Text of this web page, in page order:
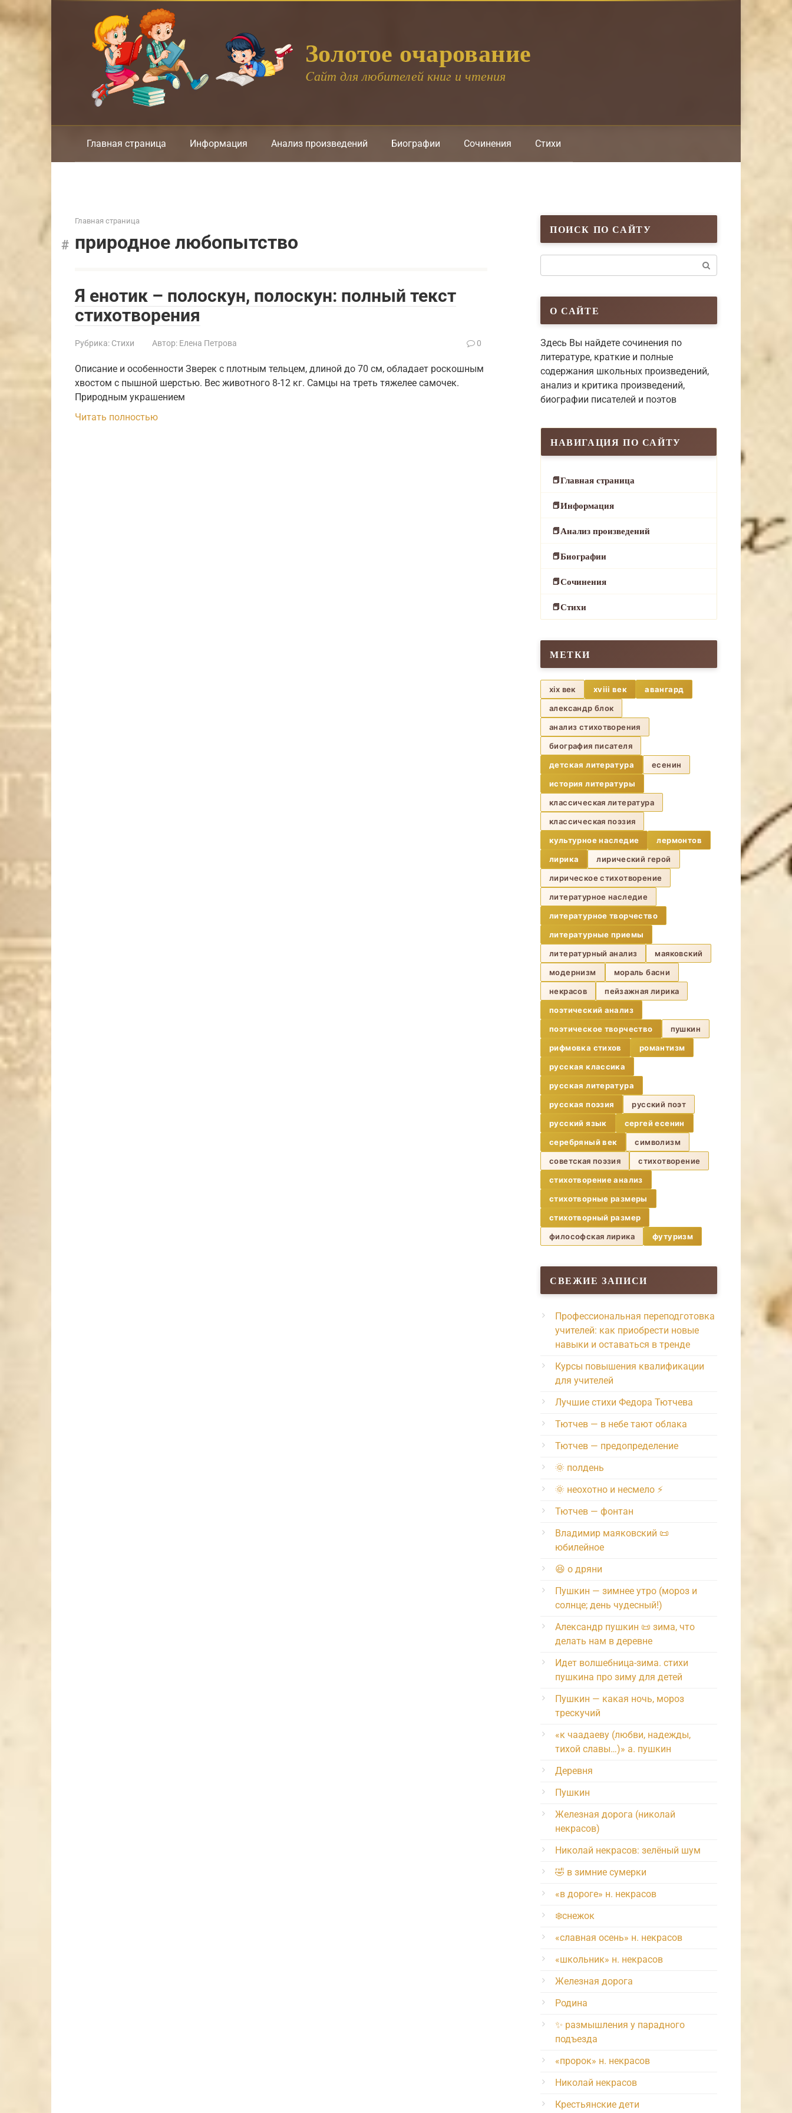
к
Золотое очарование
Cайт для любителей книг и чтения
Главная страница Информация Анализ произведений Биографии Сочинения Стихи
Главная страница
природное любопытство
Я енотик – полоскун, полоскун: полный текст
стихотворения
Рубрика: Стихи Автор: Елена Петрова 0
Описание и особенности Зверек с плотным тельцем, длиной до 70 см, обладает роскошным
хвостом с пышной шерстью. Вес животного 8-12 кг. Самцы на треть тяжелее самочек.
Природным украшением
Читать полностью
ПОИСК ПО САЙТУ
О САЙТЕ
Здесь Вы найдете сочинения по
литературе, краткие и полные
содержания школьных произведений,
анализ и критика произведений,
биографии писателей и поэтов
НАВИГАЦИЯ ПО САЙТУ
Главная страница
Информация
Анализ произведений
Биографии
Сочинения
Стихи
МЕТКИ
xix век xviii век
авангард
александр блок
анализ стихотворения
биография писателя
детская литература
есенин
история литературы
классическая литература
классическая поэзия
культурное наследие
лермонтов
лирика
лирический герой
лирическое стихотворение
литературное наследие
литературное творчество
литературные приемы
литературный анализ
маяковский
модернизм
мораль басни
некрасов
пейзажная лирика
поэтический анализ
поэтическое творчество
пушкин
рифмовка стихов
романтизм
русская классика
русская литература
русская поэзия
русский поэт
русский язык
сергей есенин
серебряный век
символизм
советская поэзия
стихотворение
стихотворение анализ
стихотворные размеры
стихотворный размер
философская лирика
футуризм
СВЕЖИЕ ЗАПИСИ
Профессиональная переподготовка
учителей: как приобрести новые
навыки и оставаться в тренде
Курсы повышения квалификации
для учителей
Лучшие стихи Федора Тютчева
Тютчев — в небе тают облака
Тютчев — предопределение
🌞 полдень
🌞 неохотно и несмело ⚡️
Тютчев — фонтан
Владимир маяковский 📜
юбилейное
😆 о дряни
Пушкин — зимнее утро (мороз и
солнце; день чудесный!)
Александр пушкин 📜 зима, что
делать нам в деревне
Идет волшебница-зима. стихи
пушкина про зиму для детей
Пушкин — какая ночь, мороз
трескучий
«к чаадаеву (любви, надежды,
тихой славы…)» а. пушкин
Деревня
Пушкин
Железная дорога (николай
некрасов)
Николай некрасов: зелёный шум
🤣 в зимние сумерки
«в дороге» н. некрасов
❄️снежок
«славная осень» н. некрасов
«школьник» н. некрасов
Железная дорога
Родина
✨ размышления у парадного
подъезда
«пророк» н. некрасов
Николай некрасов
Крестьянские дети